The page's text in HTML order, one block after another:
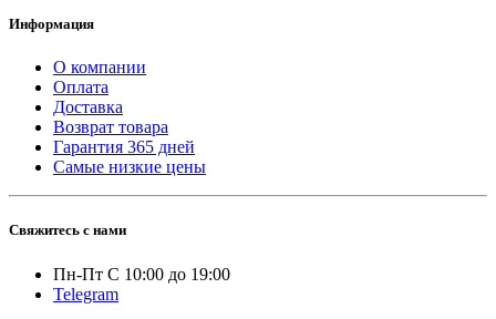
Информация
О компании
Оплата
Доставка
Возврат товара
Гарантия 365 дней
Самые низкие цены
Свяжитесь с нами
Пн-Пт С 10:00 до 19:00
Telegram